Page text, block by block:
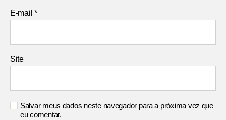
E-mail*
Site
Salvar meus dados neste navegador para a próxima vez que
eu comentar.